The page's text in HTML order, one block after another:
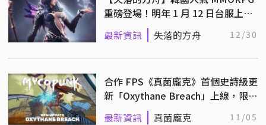
重磅登場！明年 1 月 12 日台服上
線！
最新資訊 失落的方舟 12/30
合作 FPS《真菌龐克》首個史詩級更
新「Oxythane Breach」上線，限時
8 折歡慶不搶可惜
最新資訊 真菌龐克 11/05